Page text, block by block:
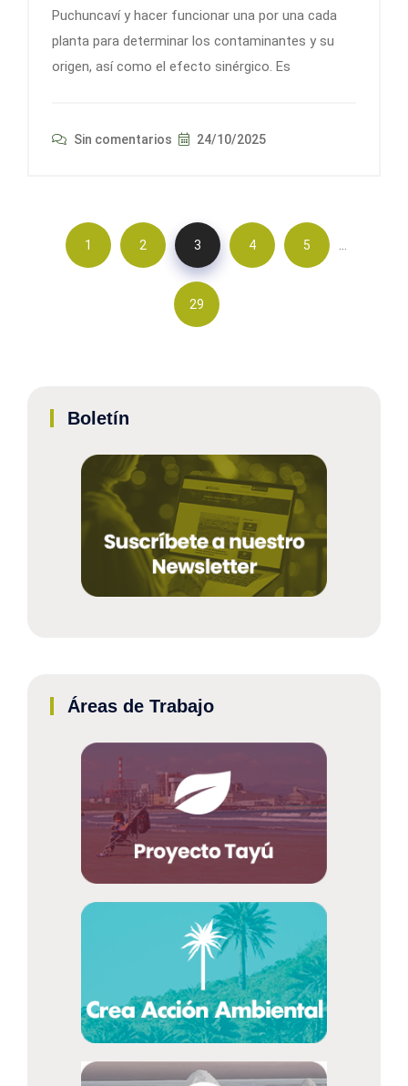
Puchuncaví y hacer funcionar una por una cada
planta para determinar los contaminantes y su
origen, así como el efecto sinérgico. Es
Sin comentarios 24/10/2025
1 2 3 4 5 …
29
Boletín
Áreas de Trabajo